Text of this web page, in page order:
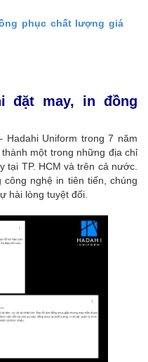
phục chất lượng giá
đặt may, in đồng
Hadahi Uniform trong 7 năm
một trong những địa chỉ
tại TP. HCM và trên cả nước.
nghệ in tiên tiến, chúng
hài lòng tuyệt đối.